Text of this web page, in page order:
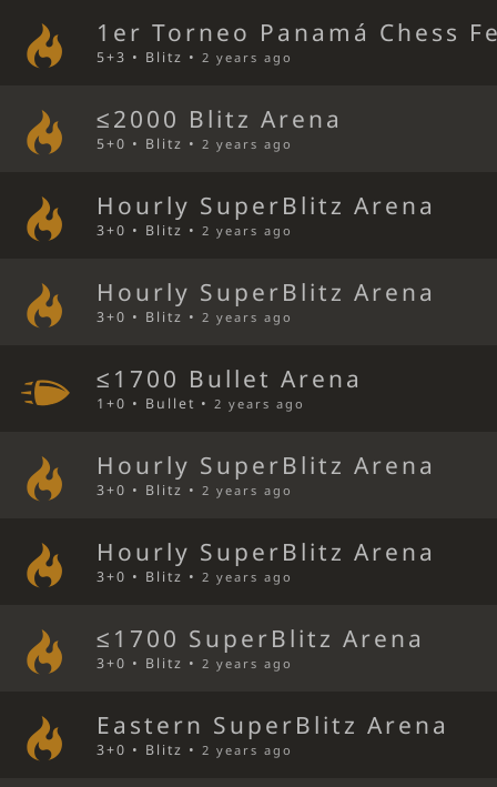
1er Torneo Panamá Chess
5+3 • Blitz •2 years ago
≤2000 Blitz Arena
5+0 • Blitz •2 years ago
Hourly SuperBlitz Arena
3+0 • Blitz •2 years ago
Hourly SuperBlitz Arena
3+0 • Blitz •2 years ago
≤1700 Bullet Arena
1+0 • Bullet •2 years ago
Hourly SuperBlitz Arena
3+0 • Blitz •2 years ago
Hourly SuperBlitz Arena
3+0 • Blitz •2 years ago
≤1700 SuperBlitz Arena
3+0 • Blitz •2 years ago
Eastern SuperBlitz Arena
3+0 • Blitz •2 years ago